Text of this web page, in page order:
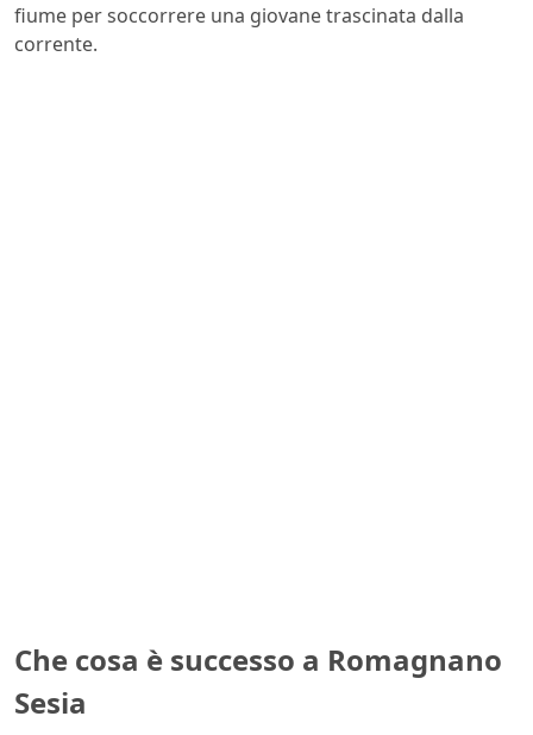
fiume per soccorrere una giovane trascinata dalla
corrente.
Che cosa è successo a Romagnano
Sesia